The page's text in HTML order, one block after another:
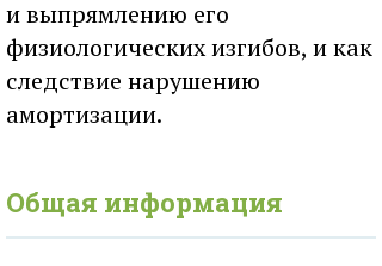
и выпрямлению его
физиологических изгибов, и как
следствие нарушению
амортизации.
Общая информация